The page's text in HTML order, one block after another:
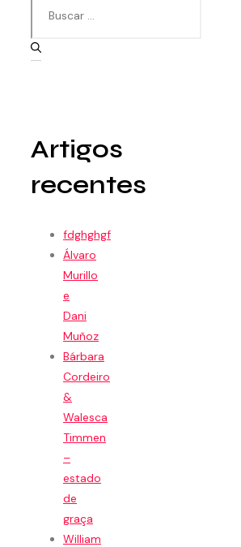
Artigos
recentes
fdghghgf
Álvaro
Murillo
e
Dani
Muñoz
Bárbara
Cordeiro
&
Walesca
Timmen
–
estado
de
graça
William